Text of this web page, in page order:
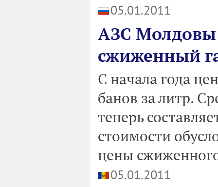
05.01.2011
АЗС
сжиженный
С начала года
банов за литр.
теперь
стоимости
цены
05.01.2011